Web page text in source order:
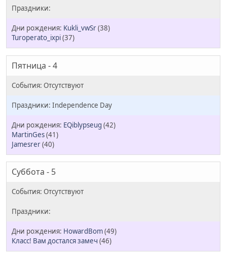
Kukli_vwSr(38)
Turoperato_ixpi(37)
Пятница - 4
Independence Day
EQiblypseug (42)
MartinGes(41)
Jamesrer(40)
Суббота - 5
HowardBom(49)
Класс! Вам достался замеч (46)